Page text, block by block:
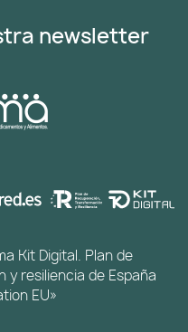
newsletter
Kit Digital. Plan de
resiliencia de España
EU»